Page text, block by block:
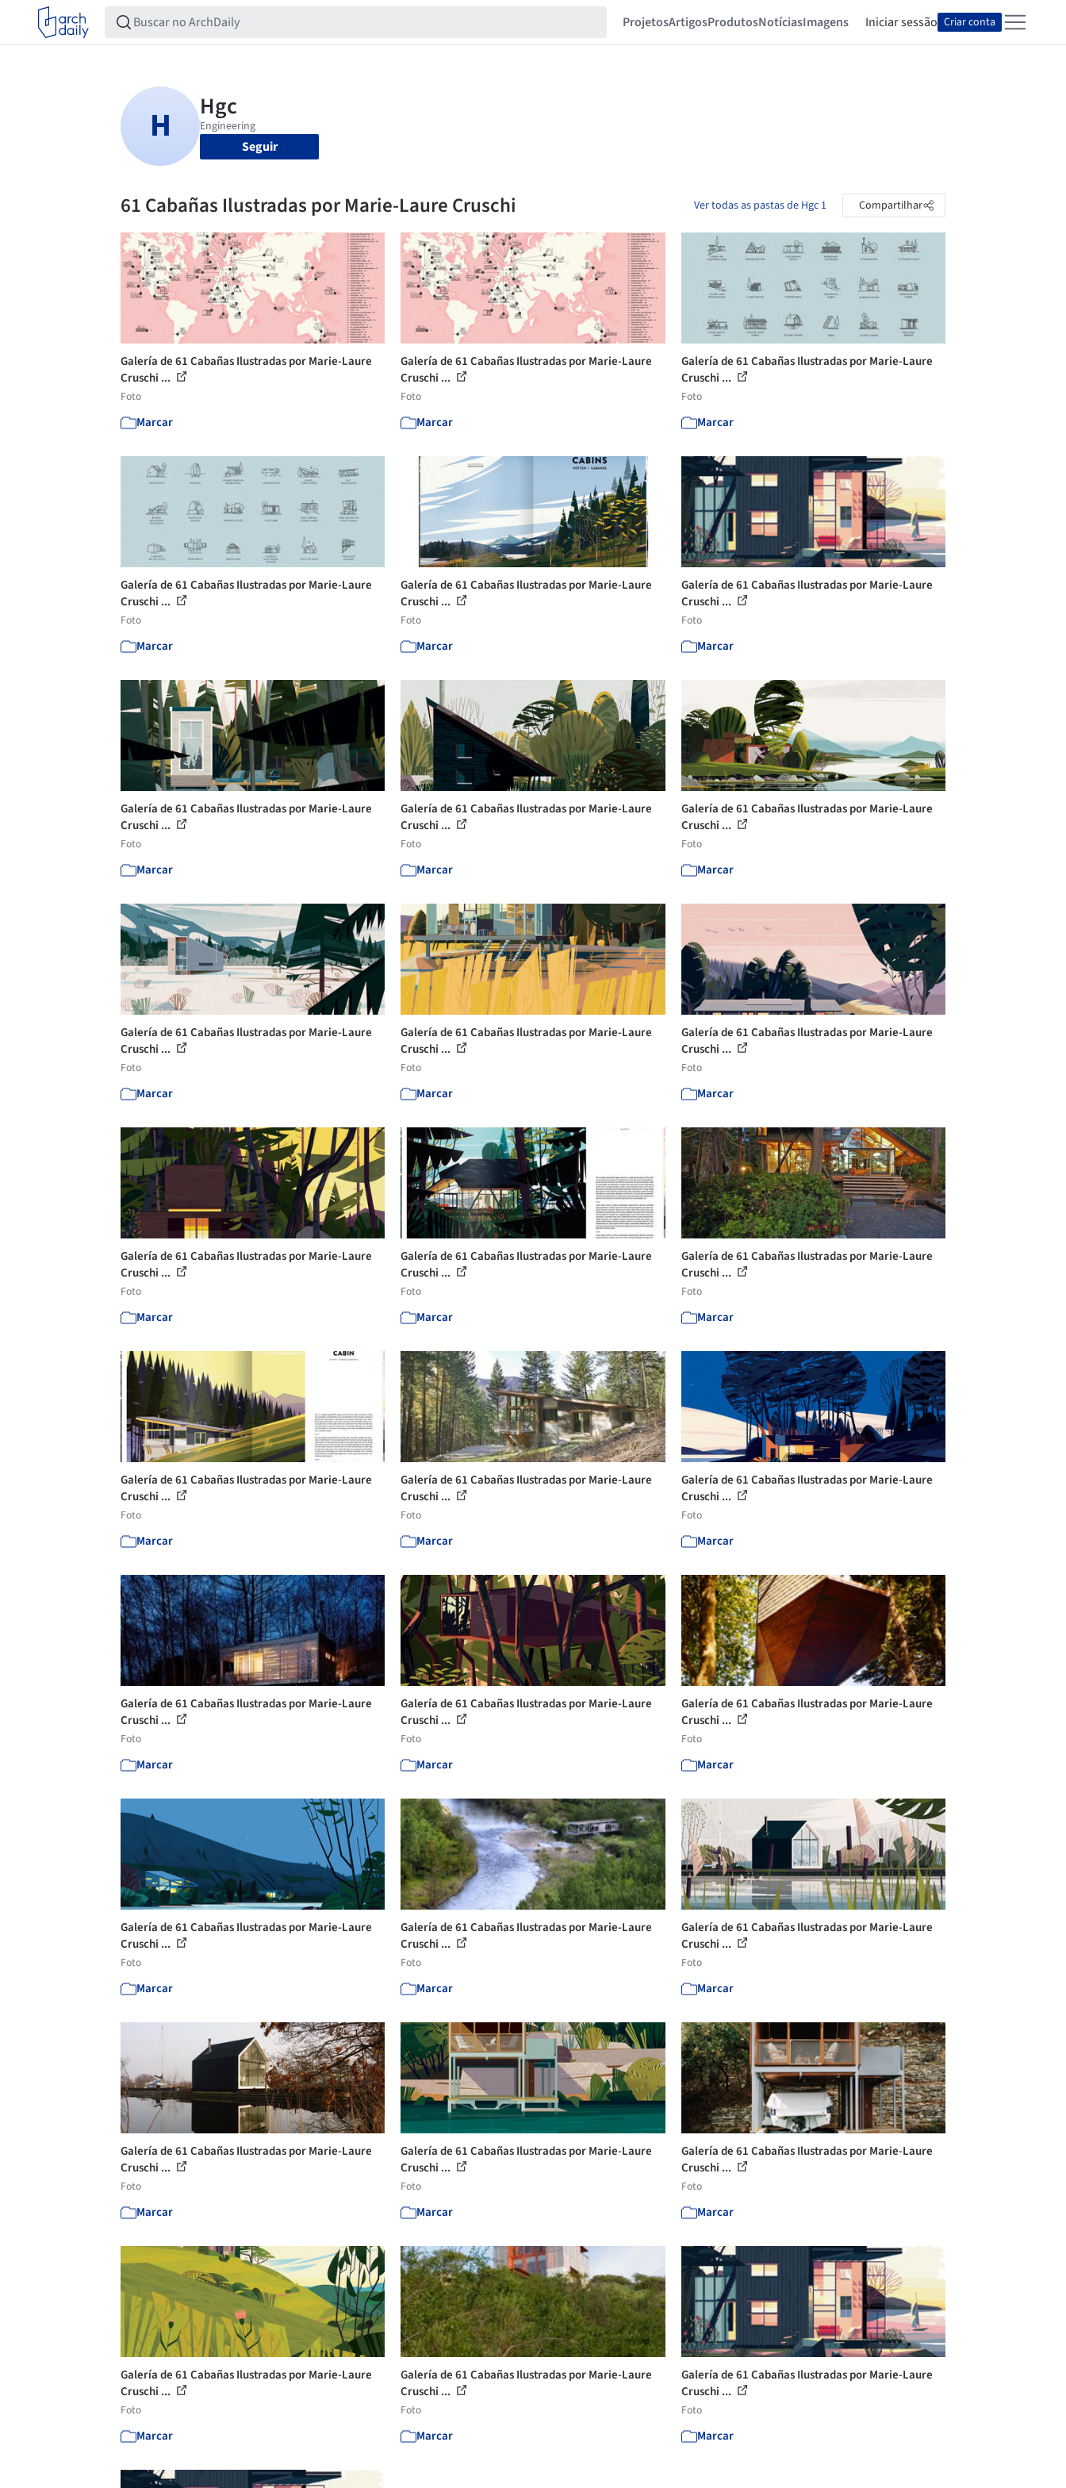
ProjetosArtigosProdutosNotíciasImagens Iniciar sessão Criar conta
Seguir
61 Cabañas Ilustradas por Marie-Laure Cruschi Ver todas as pastas de Hgc 1 Compartilhar
Galería de 61 Cabañas Ilustradas por Marie-Laure
Cruschi ...
Foto
Marcar
Galería de 61 Cabañas Ilustradas por Marie-Laure
Cruschi ...
Foto
Marcar
Galería de 61 Cabañas Ilustradas por Marie-Laure
Cruschi ...
Foto
Marcar
Galería de 61 Cabañas Ilustradas por Marie-Laure
Cruschi ...
Foto
Marcar
Galería de 61 Cabañas Ilustradas por Marie-Laure
Cruschi ...
Foto
Marcar
Galería de 61 Cabañas Ilustradas por Marie-Laure
Cruschi ...
Foto
Marcar
Galería de 61 Cabañas Ilustradas por Marie-Laure
Cruschi ...
Foto
Marcar
Galería de 61 Cabañas Ilustradas por Marie-Laure
Cruschi ...
Foto
Marcar
Galería de 61 Cabañas Ilustradas por Marie-Laure
Cruschi ...
Foto
Marcar
Galería de 61 Cabañas Ilustradas por Marie-Laure
Cruschi ...
Foto
Marcar
Galería de 61 Cabañas Ilustradas por Marie-Laure
Cruschi ...
Foto
Marcar
Galería de 61 Cabañas Ilustradas por Marie-Laure
Cruschi ...
Foto
Marcar
Galería de 61 Cabañas Ilustradas por Marie-Laure
Cruschi ...
Foto
Marcar
Galería de 61 Cabañas Ilustradas por Marie-Laure
Cruschi ...
Foto
Marcar
Galería de 61 Cabañas Ilustradas por Marie-Laure
Cruschi ...
Foto
Marcar
Galería de 61 Cabañas Ilustradas por Marie-Laure
Cruschi ...
Foto
Marcar
Galería de 61 Cabañas Ilustradas por Marie-Laure
Cruschi ...
Foto
Marcar
Galería de 61 Cabañas Ilustradas por Marie-Laure
Cruschi ...
Foto
Marcar
Galería de 61 Cabañas Ilustradas por Marie-Laure
Cruschi ...
Foto
Marcar
Galería de 61 Cabañas Ilustradas por Marie-Laure
Cruschi ...
Foto
Marcar
Galería de 61 Cabañas Ilustradas por Marie-Laure
Cruschi ...
Foto
Marcar
Galería de 61 Cabañas Ilustradas por Marie-Laure
Cruschi ...
Foto
Marcar
Galería de 61 Cabañas Ilustradas por Marie-Laure
Cruschi ...
Foto
Marcar
Galería de 61 Cabañas Ilustradas por Marie-Laure
Cruschi ...
Foto
Marcar
Galería de 61 Cabañas Ilustradas por Marie-Laure
Cruschi ...
Foto
Marcar
Galería de 61 Cabañas Ilustradas por Marie-Laure
Cruschi ...
Foto
Marcar
Galería de 61 Cabañas Ilustradas por Marie-Laure
Cruschi ...
Foto
Marcar
Galería de 61 Cabañas Ilustradas por Marie-Laure
Cruschi ...
Foto
Marcar
Galería de 61 Cabañas Ilustradas por Marie-Laure
Cruschi ...
Foto
Marcar
Galería de 61 Cabañas Ilustradas por Marie-Laure
Cruschi ...
Foto
Marcar